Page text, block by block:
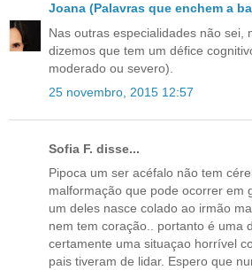
Joana (Palavras que enchem a
Nas outras especialidades não sei,
dizemos que tem um défice
moderado ou severo).
25 novembro, 2015 12:57
Sofia F. disse...
Pipoca um ser acéfalo não tem
malformação que pode ocorrer em
um deles nasce colado ao irmão
nem tem coração.. portanto é uma
certamente uma situaçao horrível
pais tiveram de lidar. Espero que